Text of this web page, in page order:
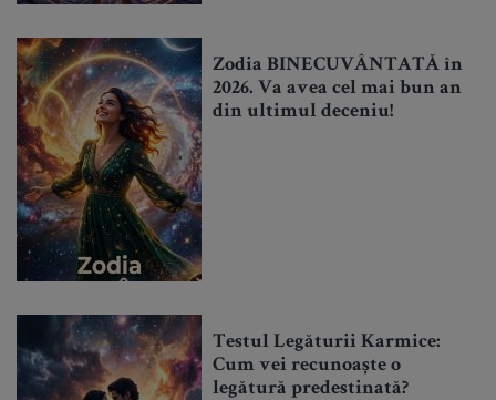
Zodia BINECUVÂNTATĂ în
2026. Va avea cel mai bun an
din ultimul deceniu!
Testul Legăturii Karmice:
Cum vei recunoaște o
legătură predestinată?